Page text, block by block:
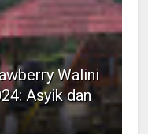
Walini
Asyik dan